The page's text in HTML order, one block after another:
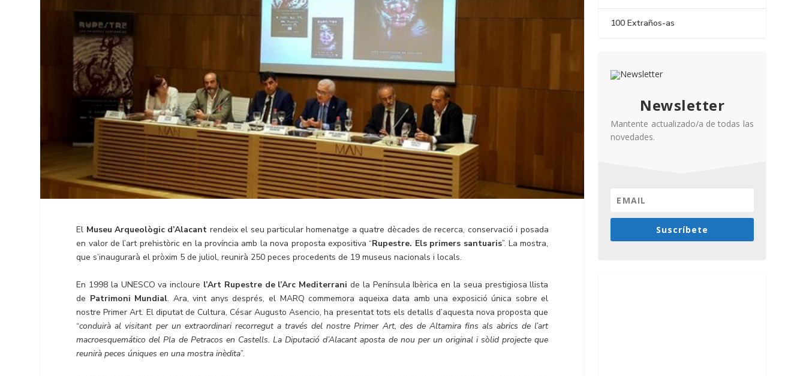
El Museu Arqueològic d’Alacant rendeix el seu particular homenatge a quatre dècades de recerca, conservació i posada
en valor de l’art prehistòric en la província amb la nova proposta expositiva “Rupestre. Els primers santuaris”. La mostra,
que s’inaugurarà el pròxim 5 de juliol, reunirà 250 peces procedents de 19 museus nacionals i locals.
En 1998 la UNESCO va incloure l’Art Rupestre de l’Arc Mediterrani de la Península Ibèrica en la seua prestigiosa llista
de Patrimoni Mundial. Ara, vint anys després, el MARQ commemora aqueixa data amb una exposició única sobre el
nostre Primer Art. El diputat de Cultura, César Augusto Asencio, ha presentat tots els detalls d’aquesta nova proposta que
“conduirà al visitant per un extraordinari recorregut a través del nostre Primer Art, des de Altamira fins als abrics de l’art
macroesquemático del Pla de Petracos en Castells. La Diputació d’Alacant aposta de nou per un original i sòlid projecte que
reunirà peces úniques en una mostra inèdita”.
100 Extraños-as
Newsletter
Mantente actualizado/a de todas las
novedades.
Suscríbete